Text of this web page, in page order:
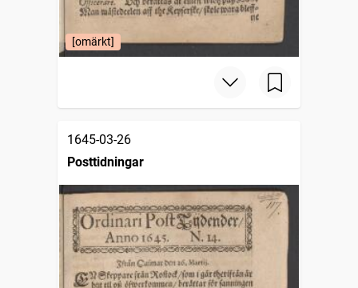
[omärkt]
1645-03-26
Posttidningar